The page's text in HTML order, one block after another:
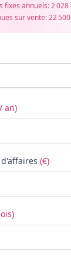
fixes annuels:2 028
sur vente:22
an)
(€)